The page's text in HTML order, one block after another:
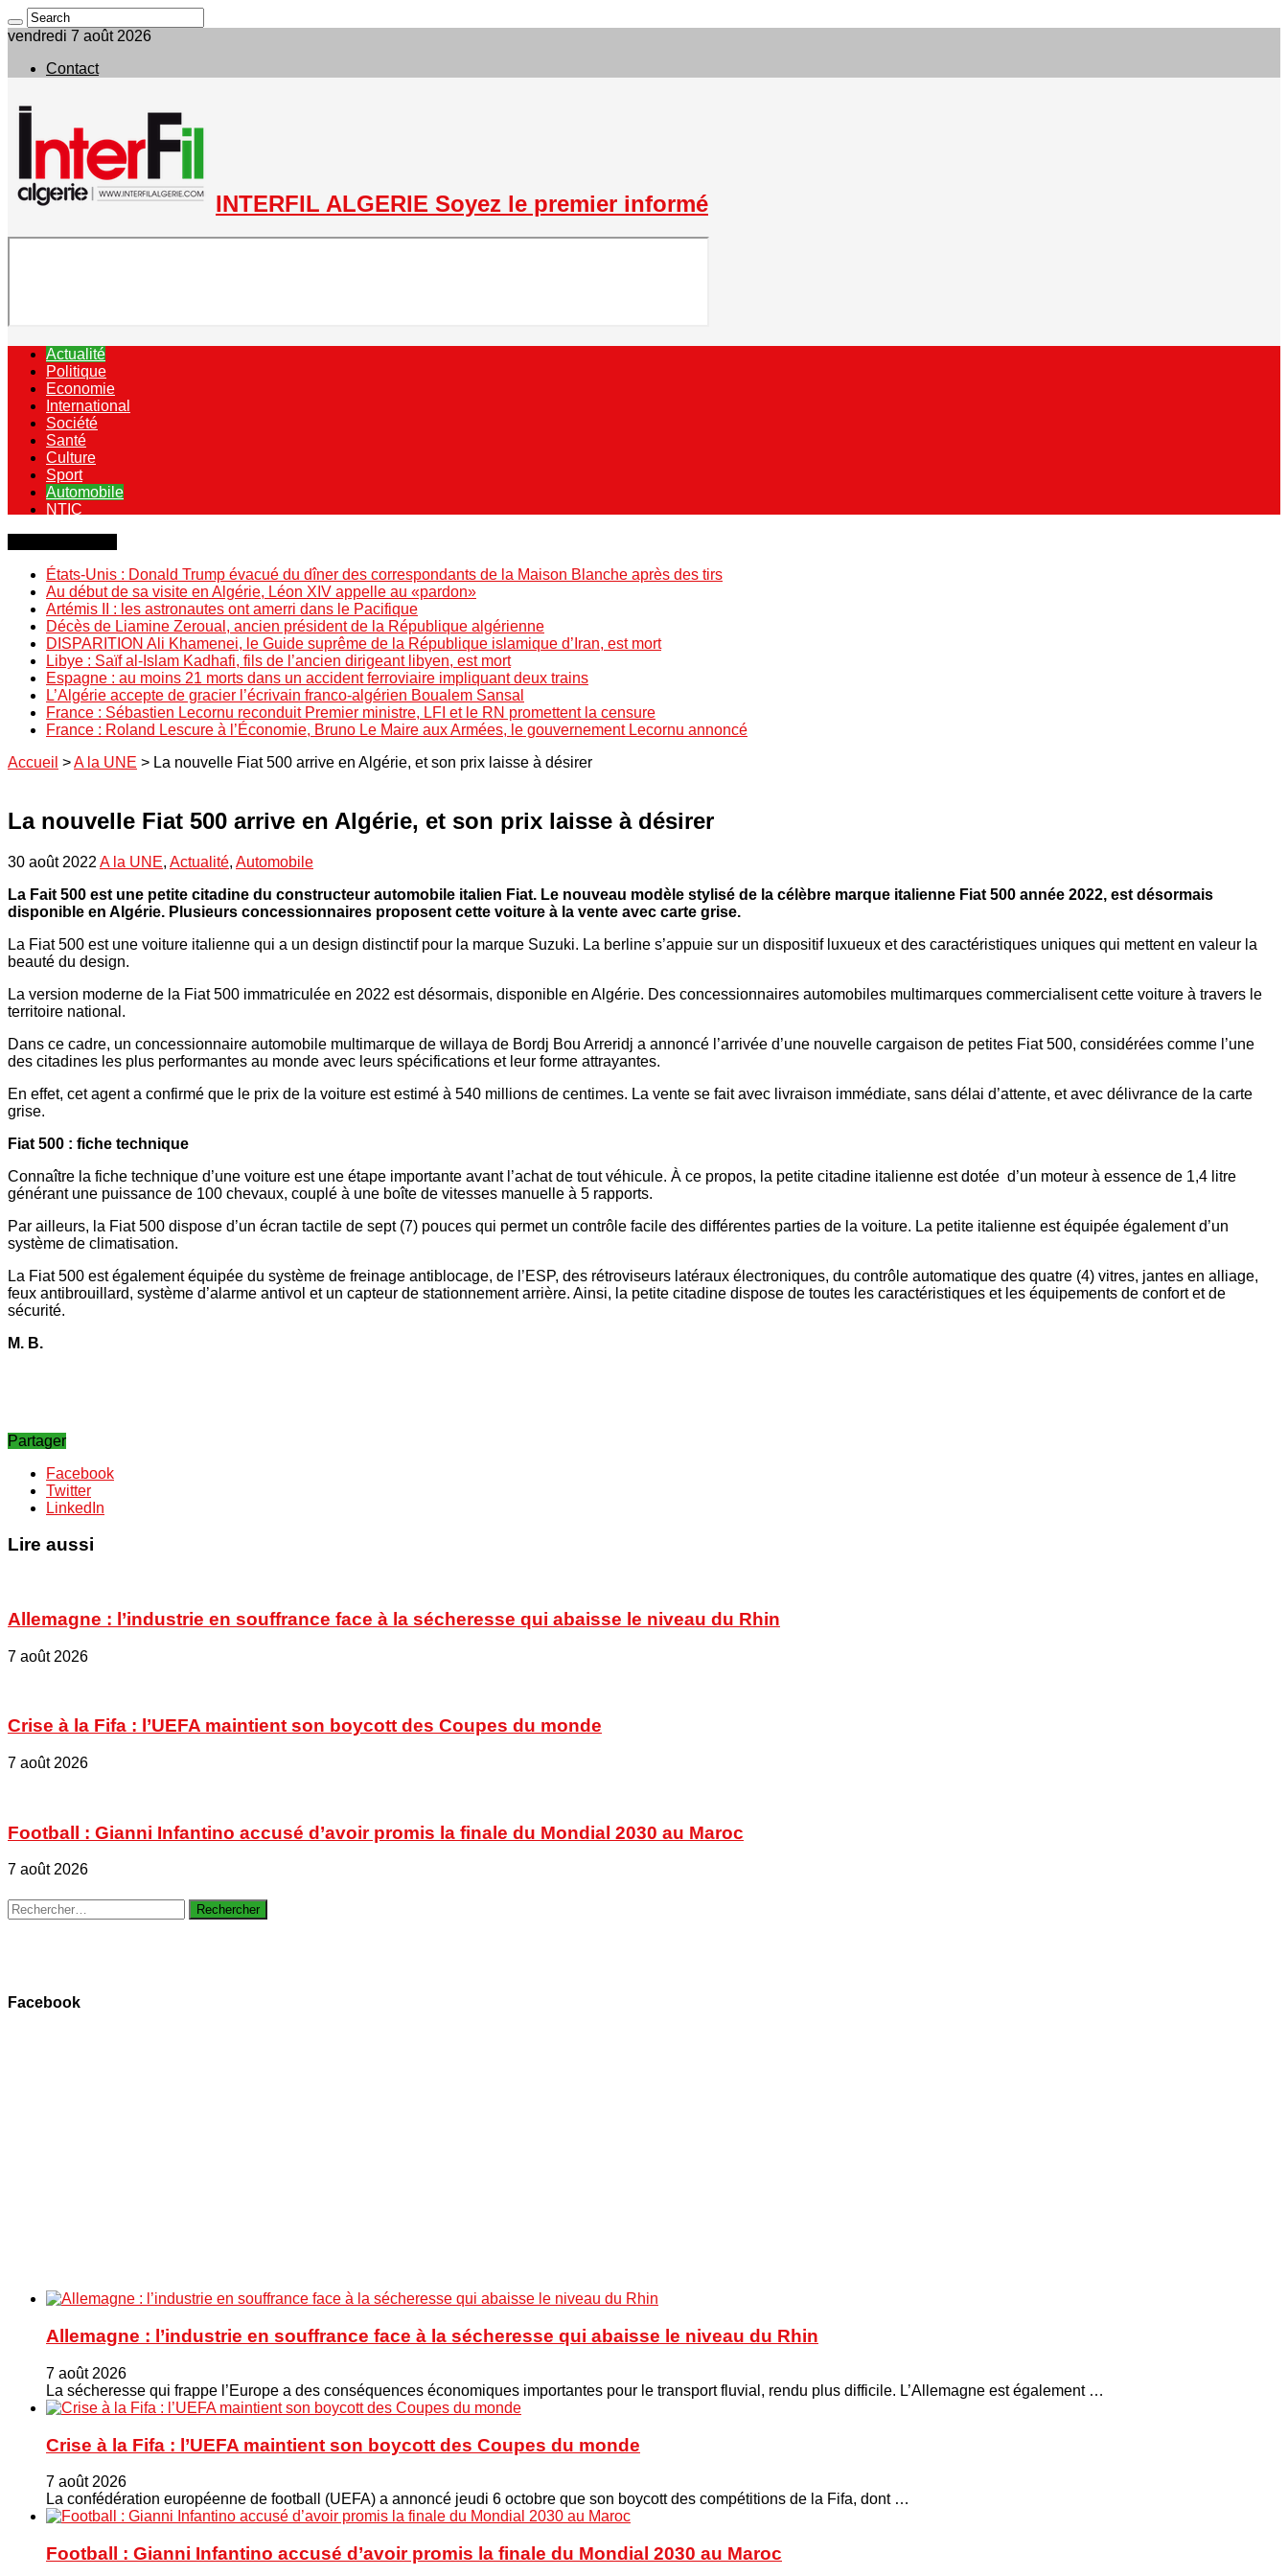
vendredi 7 août 2026
Contact
INTERFIL ALGERIE Soyez le premier informé
Actualité
Politique
Economie
International
Société
Santé
Culture
Sport
Automobile
NTIC
États-Unis : Donald Trump évacué du dîner des correspondants de la Maison Blanche après des tirs
Au début de sa visite en Algérie, Léon XIV appelle au «pardon»
Artémis II : les astronautes ont amerri dans le Pacifique
Décès de Liamine Zeroual, ancien président de la République algérienne
DISPARITION Ali Khamenei, le Guide suprême de la République islamique d’Iran, est mort
Libye : Saïf al-Islam Kadhafi, fils de l’ancien dirigeant libyen, est mort
Espagne : au moins 21 morts dans un accident ferroviaire impliquant deux trains
L’Algérie accepte de gracier l’écrivain franco-algérien Boualem Sansal
France : Sébastien Lecornu reconduit Premier ministre, LFI et le RN promettent la censure
France : Roland Lescure à l’Économie, Bruno Le Maire aux Armées, le gouvernement Lecornu annoncé
Accueil >A la UNE > La nouvelle Fiat 500 arrive en Algérie, et son prix laisse à désirer
La nouvelle Fiat 500 arrive en Algérie, et son prix laisse à désirer
30 août 2022 A la UNE, Actualité, Automobile
La Fait 500 est une petite citadine du constructeur automobile italien Fiat. Le nouveau modèle stylisé de la célèbre marque italienne Fiat 500 année 2022, est désormais
disponible en Algérie. Plusieurs concessionnaires proposent cette voiture à la vente avec carte grise.
La Fiat 500 est une voiture italienne qui a un design distinctif pour la marque Suzuki. La berline s’appuie sur un dispositif luxueux et des caractéristiques uniques qui mettent en valeur la
beauté du design.
La version moderne de la Fiat 500 immatriculée en 2022 est désormais, disponible en Algérie. Des concessionnaires automobiles multimarques commercialisent cette voiture à travers le
territoire national.
Dans ce cadre, un concessionnaire automobile multimarque de willaya de Bordj Bou Arreridj a annoncé l’arrivée d’une nouvelle cargaison de petites Fiat 500, considérées comme l’une
des citadines les plus performantes au monde avec leurs spécifications et leur forme attrayantes.
En effet, cet agent a confirmé que le prix de la voiture est estimé à 540 millions de centimes. La vente se fait avec livraison immédiate, sans délai d’attente, et avec délivrance de la carte
grise.
Fiat 500 : fiche technique
Connaître la fiche technique d’une voiture est une étape importante avant l’achat de tout véhicule. À ce propos, la petite citadine italienne est dotée d’un moteur à essence de 1,4 litre
générant une puissance de 100 chevaux, couplé à une boîte de vitesses manuelle à 5 rapports.
Par ailleurs, la Fiat 500 dispose d’un écran tactile de sept (7) pouces qui permet un contrôle facile des différentes parties de la voiture. La petite italienne est équipée également d’un
système de climatisation.
La Fiat 500 est également équipée du système de freinage antiblocage, de l’ESP, des rétroviseurs latéraux électroniques, du contrôle automatique des quatre (4) vitres, jantes en alliage,
feux antibrouillard, système d’alarme antivol et un capteur de stationnement arrière. Ainsi, la petite citadine dispose de toutes les caractéristiques et les équipements de confort et de
sécurité.
M. B.
Partager
Facebook
Twitter
LinkedIn
Lire aussi
Allemagne : l’industrie en souffrance face à la sécheresse qui abaisse le niveau du Rhin
7 août 2026
Crise à la Fifa : l’UEFA maintient son boycott des Coupes du monde
7 août 2026
Football : Gianni Infantino accusé d’avoir promis la finale du Mondial 2030 au Maroc
7 août 2026
Rechercher :
Facebook
Allemagne : l’industrie en souffrance face à la sécheresse qui abaisse le niveau du Rhin
7 août 2026
La sécheresse qui frappe l’Europe a des conséquences économiques importantes pour le transport fluvial, rendu plus difficile. L’Allemagne est également …
Crise à la Fifa : l’UEFA maintient son boycott des Coupes du monde
7 août 2026
La confédération européenne de football (UEFA) a annoncé jeudi 6 octobre que son boycott des compétitions de la Fifa, dont …
Football : Gianni Infantino accusé d’avoir promis la finale du Mondial 2030 au Maroc